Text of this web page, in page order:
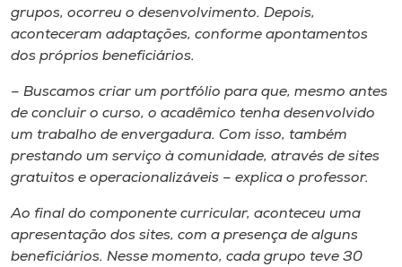
grupos, ocorreu o desenvolvimento. Depois,
aconteceram adaptações, conforme apontamentos
dos próprios beneficiários.
– Buscamos criar um portfólio para que, mesmo antes
de concluir o curso, o acadêmico tenha desenvolvido
um trabalho de envergadura. Com isso, também
prestando um serviço à comunidade, através de sites
gratuitos e operacionalizáveis – explica o professor.
Ao final do componente curricular, aconteceu uma
apresentação dos sites, com a presença de alguns
beneficiários. Nesse momento, cada grupo teve 30